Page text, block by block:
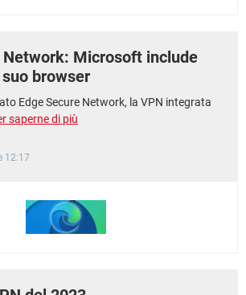
Network: Microsoft include
browser
Edge Secure Network, la VPN integrata
saperne di più
12:17